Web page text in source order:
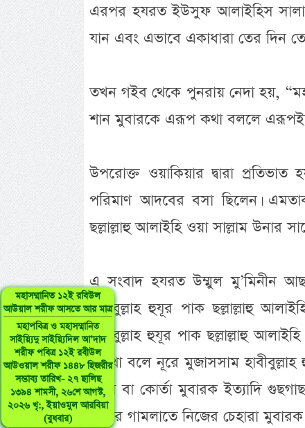
মহাসম্মানিত ১২ই রবিউল
আউয়াল শরীফ আসতে আর মাত্র
মহাপবিত্র ও মহাসম্মানিত
সাইয়্যিদু সাইয়্যিদিল আ’দাদ
শরীফ পবিত্র ১২ই রবীউল
আউওয়াল শরীফ ১৪৪৮ হিজরীর
সম্ভাব্য তারিখ- ২৭ ছালিছ
১৩৯৪ শামসী, ২৬শে আগস্ট,
২০২৬ খৃ:, ইয়াওমুল আরবিয়া
(বুধবার)
এরপর হযরত ইউসুফ আলাইহিস
যান এবং এভাবে একাধারা তের দিন
তখন গইব থেকে পুনরায় নেদা হয়,
শান মুবারকে এরূপ কথা বললে এরূপই
উপরোক্ত ওয়াকিয়ার দ্বারা
পরিমাণ আদবের বসা ছিলেন।
ছল্লাল্লাহু আলাইহি ওয়া সাল্লাম উনার
এ সংবাদ হযরত উম্মুল মু’মিনীন আছ
হাবীবুল্লাহ হুযূর পাক ছল্লাল্লাহু
হাবীবুল্লাহ হুযূর পাক ছল্লাল্লাহু
একথা বলে নূরে মুজাসসাম হাবীবুল্লাহ
জামা বা কোর্তা মুবারক ইত্যাদি
পানির গামলাতে নিজের চেহারা মুবারক